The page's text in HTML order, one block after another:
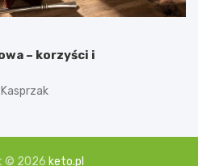
– korzyści i
© 2026 keto.pl